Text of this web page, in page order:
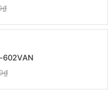
602VAN